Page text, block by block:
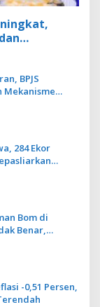
BPJS
Mekanisme
284 Ekor
Bom di
Benar,